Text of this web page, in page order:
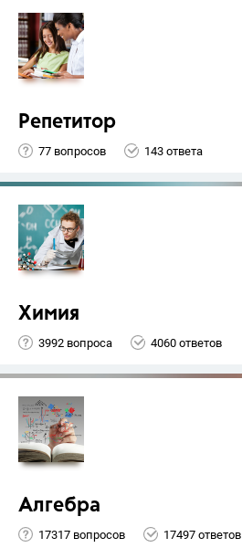
Репетитор
77 вопросов 143 ответа
Химия
3992 вопроса 4060 ответов
Алгебра
17317 вопросов 17497 ответов